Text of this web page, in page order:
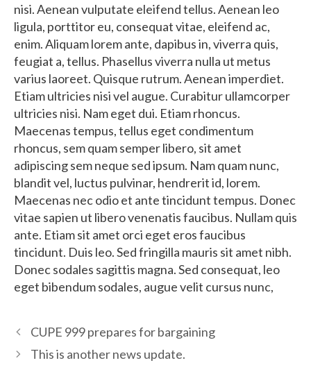
nisi. Aenean vulputate eleifend tellus. Aenean leo
ligula, porttitor eu, consequat vitae, eleifend ac,
enim. Aliquam lorem ante, dapibus in, viverra quis,
feugiat a, tellus. Phasellus viverra nulla ut metus
varius laoreet. Quisque rutrum. Aenean imperdiet.
Etiam ultricies nisi vel augue. Curabitur ullamcorper
ultricies nisi. Nam eget dui. Etiam rhoncus.
Maecenas tempus, tellus eget condimentum
rhoncus, sem quam semper libero, sit amet
adipiscing sem neque sed ipsum. Nam quam nunc,
blandit vel, luctus pulvinar, hendrerit id, lorem.
Maecenas nec odio et ante tincidunt tempus. Donec
vitae sapien ut libero venenatis faucibus. Nullam quis
ante. Etiam sit amet orci eget eros faucibus
tincidunt. Duis leo. Sed fringilla mauris sit amet nibh.
Donec sodales sagittis magna. Sed consequat, leo
eget bibendum sodales, augue velit cursus nunc,
CUPE 999 prepares for bargaining
This is another news update.